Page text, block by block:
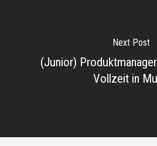
Next Post
(Junior)
Vollzeit in